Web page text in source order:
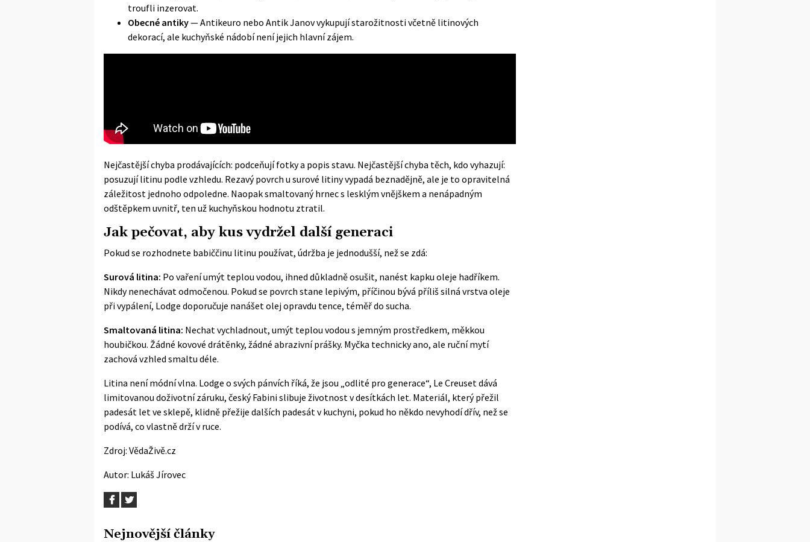
troufli inzerovat.
Obecné antiky— Antikeuro nebo Antik Janov vykupují starožitnosti včetně litinových
dekorací, ale kuchyňské nádobí není jejich hlavní zájem.
Nejčastější chyba prodávajících: podceňují fotky a popis stavu. Nejčastější chyba těch, kdo vyhazují:
posuzují litinu podle vzhledu. Rezavý povrch u surové litiny vypadá beznadějně, ale je to opravitelná
záležitost jednoho odpoledne. Naopak smaltovaný hrnec s lesklým vnějškem a nenápadným
odštěpkem uvnitř, ten už kuchyňskou hodnotu ztratil.
Jak pečovat, aby kus vydržel další generaci
Pokud se rozhodnete babiččinu litinu používat, údržba je jednodušší, než se zdá:
Surová litina: Po vaření umýt teplou vodou, ihned důkladně osušit, nanést kapku oleje hadříkem.
Nikdy nenechávat odmočenou. Pokud se povrch stane lepivým, příčinou bývá příliš silná vrstva oleje
při vypálení, Lodge doporučuje nanášet olej opravdu tence, téměř do sucha.
Smaltovaná litina: Nechat vychladnout, umýt teplou vodou s jemným prostředkem, měkkou
houbičkou. Žádné kovové drátěnky, žádné abrazivní prášky. Myčka technicky ano, ale ruční mytí
zachová vzhled smaltu déle.
Litina není módní vlna. Lodge o svých pánvích říká, že jsou „odlité pro generace“, Le Creuset dává
limitovanou doživotní záruku, český Fabini slibuje životnost v desítkách let. Materiál, který přežil
padesát let ve sklepě, klidně přežije dalších padesát v kuchyni, pokud ho někdo nevyhodí dřív, než se
podívá, co vlastně drží v ruce.
Zdroj: VědaŽivě.cz
Autor: Lukáš Jírovec
Nejnovější články